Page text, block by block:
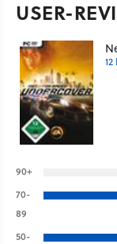
USER-
90+
70-
89
50-